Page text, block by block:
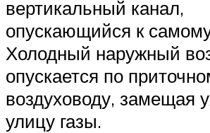
вертикальный канал,
опускающийся к
Холодный наружный
опускается по
воздуховоду, замещая
улицу газы.